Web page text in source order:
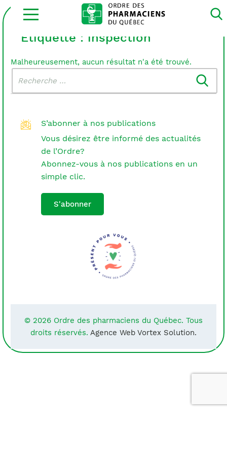
Ouvrir
la
site
Étiquette : inspection
Malheureusement, aucun résultat n'a été trouvé.
dans
le
S’abonner à nos publications
Vous désirez être informé des actualités
de l’Ordre?
Abonnez-vous à nos publications en un
simple clic.
S'abonner
© 2026 Ordre des pharmaciens du Québec. Tous
droits réservés. Agence Web Vortex Solution.